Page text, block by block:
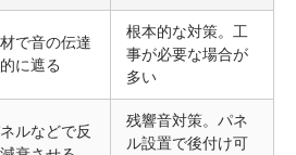
で音の伝達
に遮る
根本的な対策。工
事が必要な場合が
多い
ルなどで反
残響音対策。パネ
ル設置で後付け可